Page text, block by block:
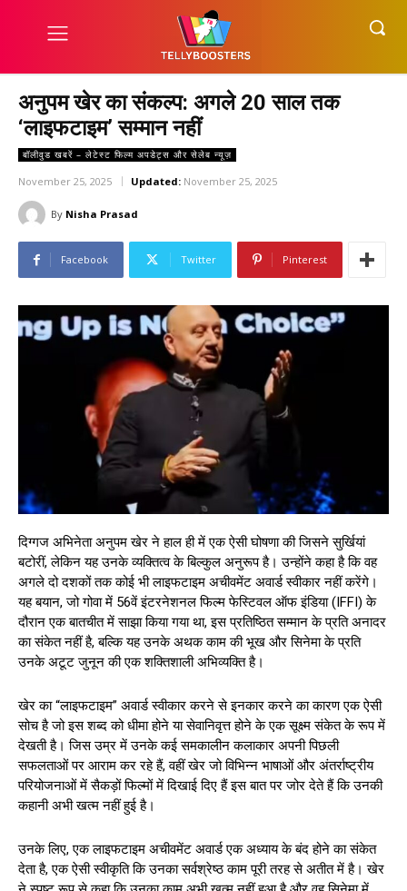
अनुपम खेर का संकल्प: अगले 20 साल तक
‘लाइफटाइम’ सम्मान नहीं
बॉलीवुड खबरें – लेटेस्ट फिल्म अपडेट्स और सेलेब न्यूज़
November 25, 2025 Updated: November 25, 2025
By Nisha Prasad
Facebook Twitter Pinterest
दिग्गज अभिनेता अनुपम खेर ने हाल ही में एक ऐसी घोषणा की जिसने सुर्खियां
बटोरीं, लेकिन यह उनके व्यक्तित्व के बिल्कुल अनुरूप है। उन्होंने कहा है कि वह
अगले दो दशकों तक कोई भी लाइफटाइम अचीवमेंट अवार्ड स्वीकार नहीं करेंगे।
यह बयान, जो गोवा में 56वें इंटरनेशनल फिल्म फेस्टिवल ऑफ इंडिया (IFFI) के
दौरान एक बातचीत में साझा किया गया था, इस प्रतिष्ठित सम्मान के प्रति अनादर
का संकेत नहीं है, बल्कि यह उनके अथक काम की भूख और सिनेमा के प्रति
उनके अटूट जुनून की एक शक्तिशाली अभिव्यक्ति है।
खेर का “लाइफटाइम” अवार्ड स्वीकार करने से इनकार करने का कारण एक ऐसी
सोच है जो इस शब्द को धीमा होने या सेवानिवृत्त होने के एक सूक्ष्म संकेत के रूप में
देखती है। जिस उम्र में उनके कई समकालीन कलाकार अपनी पिछली
सफलताओं पर आराम कर रहे हैं, वहीं खेर जो विभिन्न भाषाओं और अंतर्राष्ट्रीय
परियोजनाओं में सैकड़ों फिल्मों में दिखाई दिए हैं इस बात पर जोर देते हैं कि उनकी
कहानी अभी खत्म नहीं हुई है।
उनके लिए, एक लाइफटाइम अचीवमेंट अवार्ड एक अध्याय के बंद होने का संकेत
देता है, एक ऐसी स्वीकृति कि उनका सर्वश्रेष्ठ काम पूरी तरह से अतीत में है। खेर